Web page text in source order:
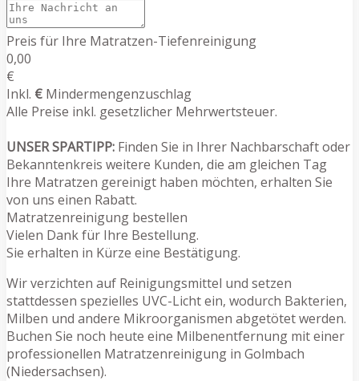
Preis für Ihre Matratzen-Tiefenreinigung
0,00
€
Inkl. € Mindermengenzuschlag
Alle Preise inkl. gesetzlicher Mehrwertsteuer.
UNSER SPARTIPP: Finden Sie in Ihrer Nachbarschaft oder
Bekanntenkreis weitere Kunden, die am gleichen Tag
Ihre Matratzen gereinigt haben möchten, erhalten Sie
von uns einen Rabatt.
Matratzenreinigung bestellen
Vielen Dank für Ihre Bestellung.
Sie erhalten in Kürze eine Bestätigung.
Wir verzichten auf Reinigungsmittel und setzen
stattdessen spezielles UVC-Licht ein, wodurch Bakterien,
Milben und andere Mikroorganismen abgetötet werden.
Buchen Sie noch heute eine Milbenentfernung mit einer
professionellen Matratzenreinigung in Golmbach
(Niedersachsen).